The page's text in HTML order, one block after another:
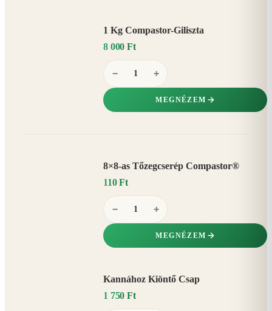
1 Kg Compastor-Giliszta
8 000 Ft
− +
MEGNÉZEM
8×8-as Tőzegcserép Compastor®
110 Ft
− +
MEGNÉZEM
Kannához Kiöntő Csap
1 750 Ft